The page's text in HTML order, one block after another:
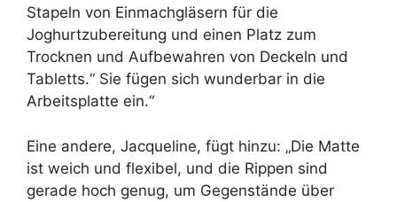
Stapeln von Einmachgläsern für die
Joghurtzubereitung und einen Platz zum
Trocknen und Aufbewahren von Deckeln und
Tabletts.“ Sie fügen sich wunderbar in die
Arbeitsplatte ein.“
Eine andere, Jacqueline, fügt hinzu: „Die Matte
ist weich und flexibel, und die Rippen sind
gerade hoch genug, um Gegenstände über